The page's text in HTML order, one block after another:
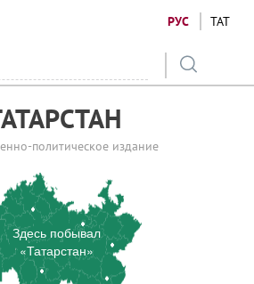
РУС ТАТ
политическое издание
Здесь побывал
«Татарстан»